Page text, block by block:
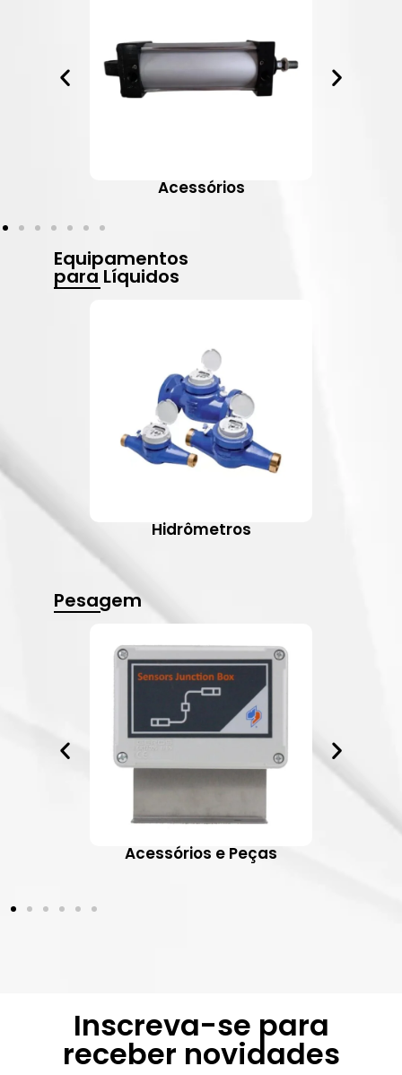
Acessórios
Equipamentos
para Líquidos
Hidrômetros
Pesagem
Acessórios e Peças
Inscreva-se para
receber novidades